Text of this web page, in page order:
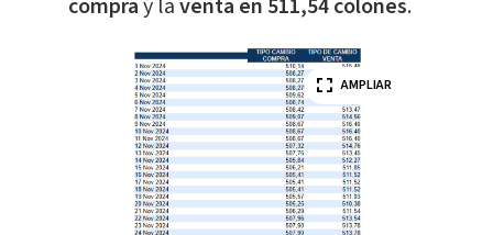
compray laventa en 511,54 colones.
AMPLIAR